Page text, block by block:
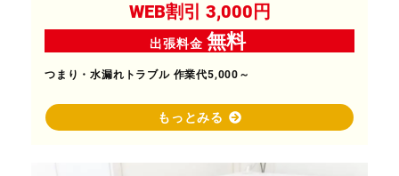
WEB割引 3,000円
出張料金 無料
つまり・水漏れトラブル 作業代5,000～
もっとみる